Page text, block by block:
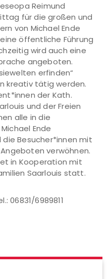
Reimund
für die großen und
von Michael Ende
öffentliche Führung
wird auch eine
angeboten.
erfinden“
kreativ tätig werden.
der Kath.
und der Freien
alle in die
Ende
die Besucher*innen mit
verwöhnen.
in Kooperation mit
Saarlouis statt.
06831/6989811